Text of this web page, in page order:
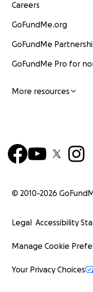
Careers
GoFundMe.org
GoFundMe
GoFundMe Pro for
More resources
© 2010-2026
Legal Accessibility
Manage Cookie
Your Privacy Choices